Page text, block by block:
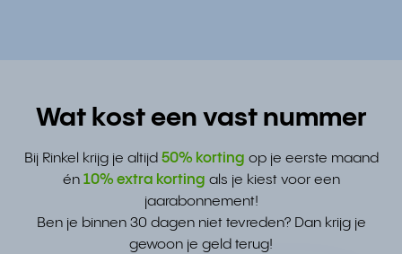
Wat kost een vast nummer
Bij Rinkel krijg je altijd 50% korting op je eerste maand
én 10% extra korting als je kiest voor een
jaarabonnement!
Ben je binnen 30 dagen niet tevreden? Dan krijg je
gewoon je geld terug!